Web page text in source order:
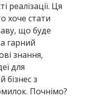
реалізації. Ця
хоче стати
що буде
гарний
знання,
для
бізнес з
Почнімо?